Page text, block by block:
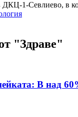
1-Севлиево, в
"Здраве"
В над